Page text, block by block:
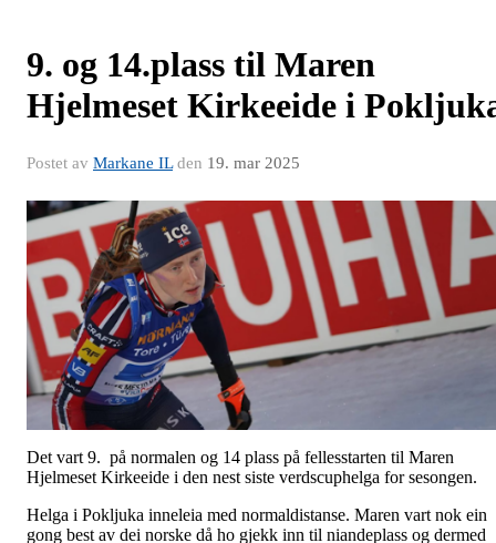
9. og 14.plass til Maren
Hjelmeset Kirkeeide i
Postet av Markane ILden 19. mar 2025
Det vart 9. på normalen og 14 plass på fellesstarten til Maren
Hjelmeset Kirkeeide i den nest siste verdscuphelga for sesongen.
Helga i Pokljuka inneleia med normaldistanse. Maren vart nok ein
gong best av dei norske då ho gjekk inn til niandeplass og dermed